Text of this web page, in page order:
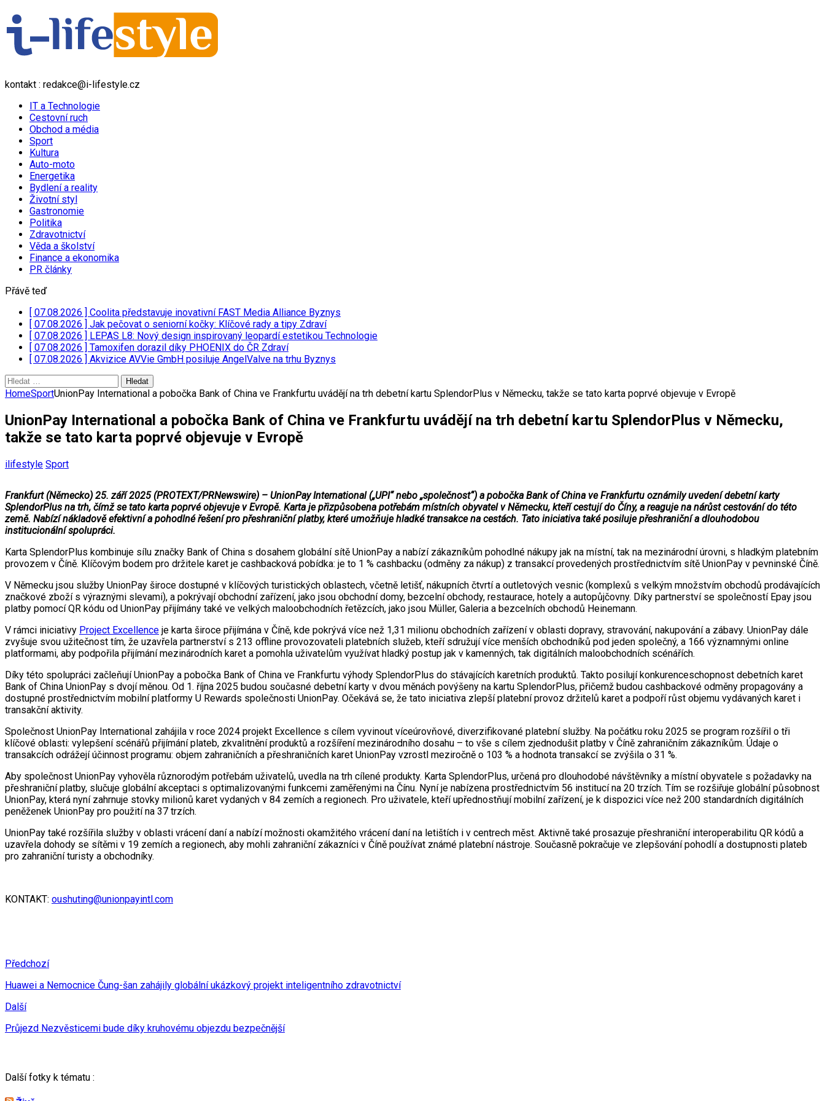
kontakt : redakce@i-lifestyle.cz
IT a Technologie
Cestovní ruch
Obchod a média
Sport
Kultura
Auto-moto
Energetika
Bydlení a reality
Životní styl
Gastronomie
Politika
Zdravotnictví
Věda a školství
Finance a ekonomika
PR články
Přávě teď
[ 07.08.2026 ] Coolita představuje inovativní FAST Media Alliance Byznys
[ 07.08.2026 ] Jak pečovat o seniorní kočky: Klíčové rady a tipy Zdraví
[ 07.08.2026 ] LEPAS L8: Nový design inspirovaný leopardí estetikou Technologie
[ 07.08.2026 ] Tamoxifen dorazil díky PHOENIX do ČR Zdraví
[ 07.08.2026 ] Akvizice AVVie GmbH posiluje AngelValve na trhu Byznys
Vyhledávání
HomeSportUnionPay International a pobočka Bank of China ve Frankfurtu uvádějí na trh debetní kartu SplendorPlus v Německu, takže se tato karta poprvé objevuje v Evropě
UnionPay International a pobočka Bank of China ve Frankfurtu uvádějí na trh debetní kartu SplendorPlus v Německu,
takže se tato karta poprvé objevuje v Evropě
ilifestyle Sport
Frankfurt (Německo) 25. září 2025 (PROTEXT/PRNewswire) – UnionPay International („UPI“ nebo „společnost“) a pobočka Bank of China ve Frankfurtu oznámily uvedení debetní karty
SplendorPlus na trh, čímž se tato karta poprvé objevuje v Evropě. Karta je přizpůsobena potřebám místních obyvatel v Německu, kteří cestují do Číny, a reaguje na nárůst cestování do této
země. Nabízí nákladově efektivní a pohodlné řešení pro přeshraniční platby, které umožňuje hladké transakce na cestách. Tato iniciativa také posiluje přeshraniční a dlouhodobou
institucionální spolupráci.
Karta SplendorPlus kombinuje sílu značky Bank of China s dosahem globální sítě UnionPay a nabízí zákazníkům pohodlné nákupy jak na místní, tak na mezinárodní úrovni, s hladkým platebním
provozem v Číně. Klíčovým bodem pro držitele karet je cashbacková pobídka: je to 1 % cashbacku (odměny za nákup) z transakcí provedených prostřednictvím sítě UnionPay v pevninské Číně.
V Německu jsou služby UnionPay široce dostupné v klíčových turistických oblastech, včetně letišť, nákupních čtvrtí a outletových vesnic (komplexů s velkým množstvím obchodů prodávajících
značkové zboží s výraznými slevami), a pokrývají obchodní zařízení, jako jsou obchodní domy, bezcelní obchody, restaurace, hotely a autopůjčovny. Díky partnerství se společností Epay jsou
platby pomocí QR kódu od UnionPay přijímány také ve velkých maloobchodních řetězcích, jako jsou Müller, Galeria a bezcelních obchodů Heinemann.
V rámci iniciativy Project Excellence je karta široce přijímána v Číně, kde pokrývá více než 1,31 milionu obchodních zařízení v oblasti dopravy, stravování, nakupování a zábavy. UnionPay dále
zvyšuje svou užitečnost tím, že uzavřela partnerství s 213 offline provozovateli platebních služeb, kteří sdružují více menších obchodníků pod jeden společný, a 166 významnými online
platformami, aby podpořila přijímání mezinárodních karet a pomohla uživatelům využívat hladký postup jak v kamenných, tak digitálních maloobchodních scénářích.
Díky této spolupráci začleňují UnionPay a pobočka Bank of China ve Frankfurtu výhody SplendorPlus do stávajících karetních produktů. Takto posilují konkurenceschopnost debetních karet
Bank of China UnionPay s dvojí měnou. Od 1. října 2025 budou současné debetní karty v dvou měnách povýšeny na kartu SplendorPlus, přičemž budou cashbackové odměny propagovány a
dostupné prostřednictvím mobilní platformy U Rewards společnosti UnionPay. Očekává se, že tato iniciativa zlepší platební provoz držitelů karet a podpoří růst objemu vydávaných karet i
transakční aktivity.
Společnost UnionPay International zahájila v roce 2024 projekt Excellence s cílem vyvinout víceúrovňové, diverzifikované platební služby. Na počátku roku 2025 se program rozšířil o tři
klíčové oblasti: vylepšení scénářů přijímání plateb, zkvalitnění produktů a rozšíření mezinárodního dosahu – to vše s cílem zjednodušit platby v Číně zahraničním zákazníkům. Údaje o
transakcích odrážejí účinnost programu: objem zahraničních a přeshraničních karet UnionPay vzrostl meziročně o 103 % a hodnota transakcí se zvýšila o 31 %.
Aby společnost UnionPay vyhověla různorodým potřebám uživatelů, uvedla na trh cílené produkty. Karta SplendorPlus, určená pro dlouhodobé návštěvníky a místní obyvatele s požadavky na
přeshraniční platby, slučuje globální akceptaci s optimalizovanými funkcemi zaměřenými na Čínu. Nyní je nabízena prostřednictvím 56 institucí na 20 trzích. Tím se rozšiřuje globální působnost
UnionPay, která nyní zahrnuje stovky milionů karet vydaných v 84 zemích a regionech. Pro uživatele, kteří upřednostňují mobilní zařízení, je k dispozici více než 200 standardních digitálních
peněženek UnionPay pro použití na 37 trzích.
UnionPay také rozšířila služby v oblasti vrácení daní a nabízí možnosti okamžitého vrácení daní na letištích i v centrech měst. Aktivně také prosazuje přeshraniční interoperabilitu QR kódů a
uzavřela dohody se sítěmi v 19 zemích a regionech, aby mohli zahraniční zákazníci v Číně používat známé platební nástroje. Současně pokračuje ve zlepšování pohodlí a dostupnosti plateb
pro zahraniční turisty a obchodníky.
KONTAKT: oushuting@unionpayintl.com
Předchozí
Huawei a Nemocnice Čung-šan zahájily globální ukázkový projekt inteligentního zdravotnictví
Další
Průjezd Nezvěsticemi bude díky kruhovému objezdu bezpečnější
Další fotky k tématu :